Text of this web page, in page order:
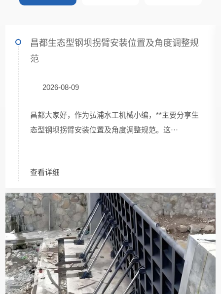
昌都生态型钢坝拐臂安装位置及角度调整规
范
2026-08-09
昌都大家好，作为弘浦水工机械小编，**主要分享生
态型钢坝拐臂安装位置及角度调整规范。这···
查看详细